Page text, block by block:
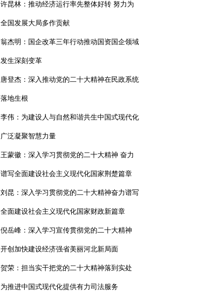
许昆林：推动经济运行率先整体好转 努力为
全国发展大局多作贡献
翁杰明：国企改革三年行动推动国资国企领域
发生深刻变革
唐登杰：深入推动党的二十大精神在民政系统
落地生根
李伟：为建设人与自然和谐共生中国式现代化
广泛凝聚智慧力量
王蒙徽：深入学习贯彻党的二十大精神 奋力
谱写全面建设社会主义现代化国家荆楚篇章
刘昆：深入学习贯彻党的二十大精神奋力谱写
全面建设社会主义现代化国家财政新篇章
倪岳峰：深入学习宣传贯彻党的二十大精神
开创加快建设经济强省美丽河北新局面
贺荣：担当实干把党的二十大精神落到实处
为推进中国式现代化提供有力司法服务